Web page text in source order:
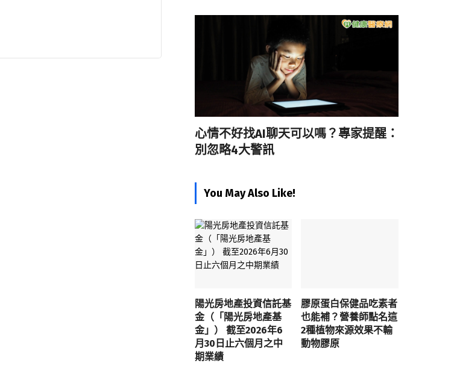
心情不好找AI聊天可以嗎？專家提醒：
別忽略4大警訊
You May Also Like!
陽光房地產投資信託基
金（「陽光房地產基
金」） 截至2026年6
月30日止六個月之中
期業績
膠原蛋白保健品吃素者
也能補？營養師點名這
2種植物來源效果不輸
動物膠原